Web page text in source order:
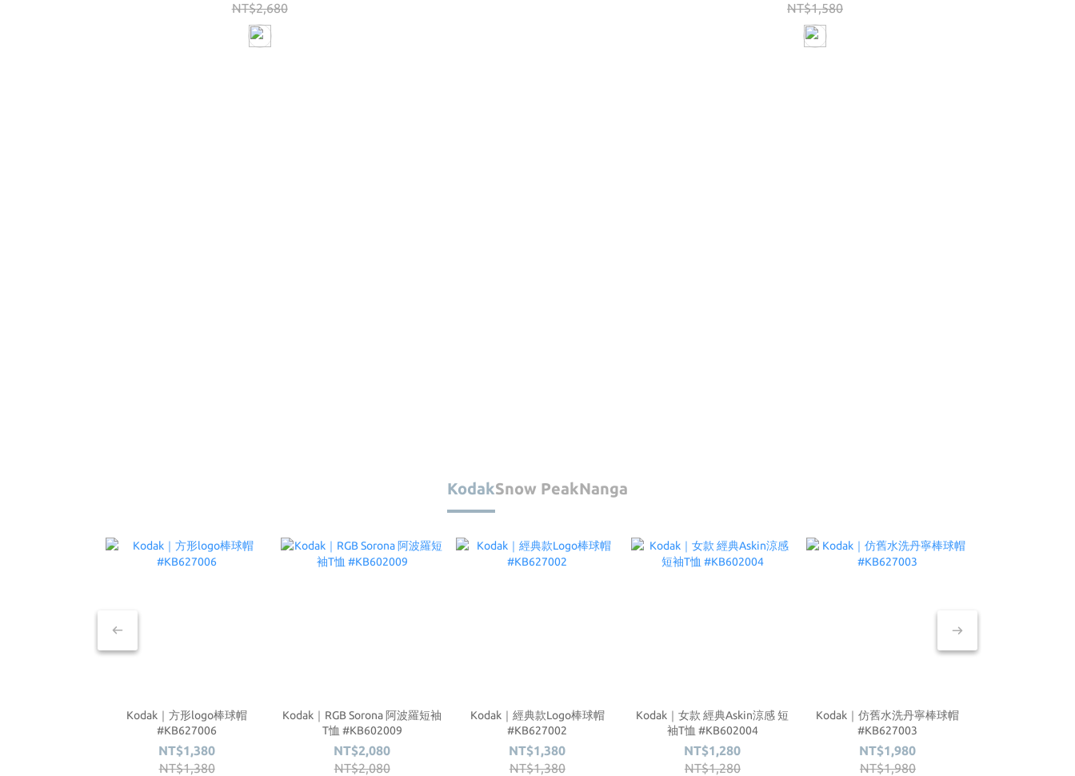
NT$2,680
NT$1,580
KodakSnow PeakNanga
Kodak｜方形logo棒球帽
#KB627006
NT$1,380
NT$1,380
Kodak｜RGB Sorona 阿波羅短袖
T恤 #KB602009
NT$2,080
NT$2,080
Kodak｜經典款Logo棒球帽
#KB627002
NT$1,380
NT$1,380
Kodak｜女款 經典Askin涼感 短
袖T恤 #KB602004
NT$1,280
NT$1,280
Kodak｜仿舊水洗丹寧棒球帽
#KB627003
NT$1,980
NT$1,980